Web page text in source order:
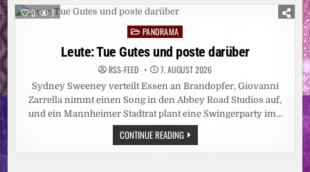
/
„LIU
XIAOBOS
HUMAN
RIGHTS
AWARD“
WIRD
ERSTMALIG
IN
LEIPZIG
VERLIEHEN
0 7
PostedPANORAMA
Leute: Tue Gutes und poste darüber
RSS-FEED 7. AUGUST 2026
Sydney Sweeney verteilt Essen an Brandopfer, Giovanni
Zarrella nimmt einen Song in den Abbey Road Studios auf,
und ein Mannheimer Stadtrat plant eine Swingerparty im…
CONTINUE READINGLEUTE:
TUE
GUTES